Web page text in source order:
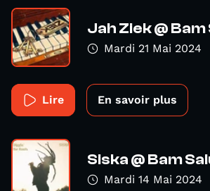
Jah Ziek @
Mardi 21 Mai 2024
Lire En savoir plus
Siska @ Bam
Mardi 14 Mai 2024